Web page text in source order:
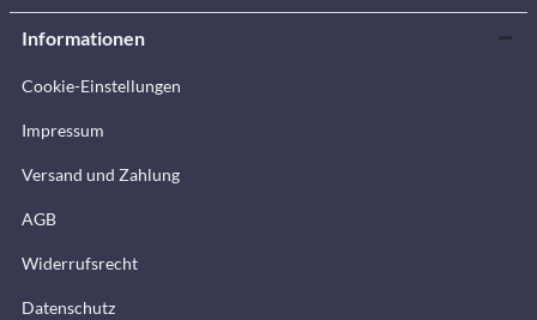
Informationen
Cookie-Einstellungen
Impressum
Versand und Zahlung
AGB
Widerrufsrecht
Datenschutz